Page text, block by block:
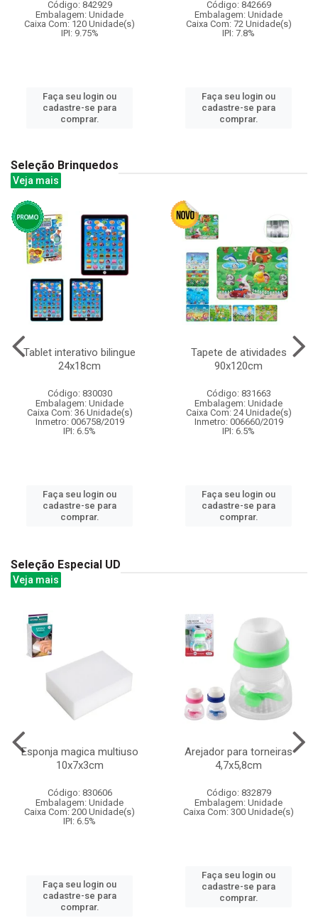
Código: 842929
Embalagem: Unidade
Caixa Com: 120 Unidade(s)
IPI: 9.75%
Faça seu login ou
cadastre-se para
comprar.
Código: 842669
Embalagem: Unidade
Caixa Com: 72 Unidade(s)
IPI: 7.8%
Faça seu login ou
cadastre-se para
comprar.
Seleção Brinquedos
Veja mais
Tablet interativo bilingue
24x18cm
Código: 830030
Embalagem: Unidade
Caixa Com: 36 Unidade(s)
Inmetro: 006758/2019
IPI: 6.5%
Faça seu login ou
cadastre-se para
comprar.
Tapete de atividades
90x120cm
Código: 831663
Embalagem: Unidade
Caixa Com: 24 Unidade(s)
Inmetro: 006660/2019
IPI: 6.5%
Faça seu login ou
cadastre-se para
comprar.
Seleção Especial UD
Veja mais
Esponja magica multiuso
10x7x3cm
Código: 830606
Embalagem: Unidade
Caixa Com: 200 Unidade(s)
IPI: 6.5%
Faça seu login ou
cadastre-se para
comprar.
Arejador para torneiras
4,7x5,8cm
Código: 832879
Embalagem: Unidade
Caixa Com: 300 Unidade(s)
Faça seu login ou
cadastre-se para
comprar.